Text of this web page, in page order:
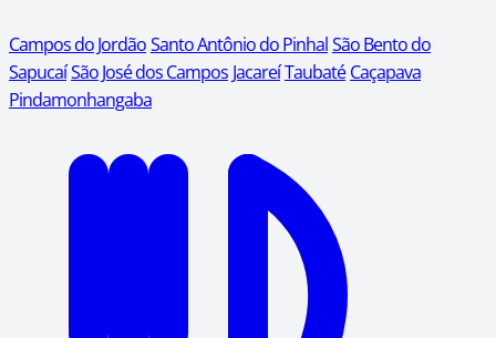
Campos do JordãoSanto Antônio do PinhalSão Bento do
SapucaíSão José dos Campos JacareíTaubaté Caçapava
Pindamonhangaba